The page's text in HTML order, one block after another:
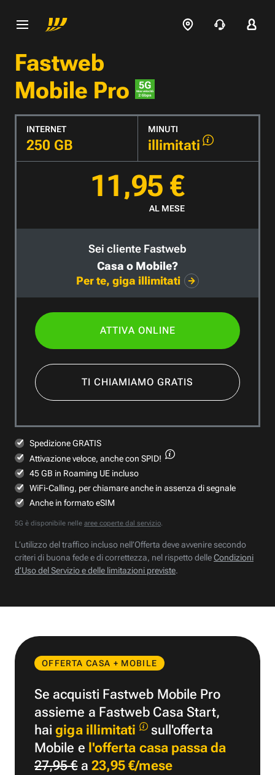
Fastweb
Mobile Pro
INTERNET
250 GB
MINUTI
illimitati
11,95 €
AL MESE
Sei cliente Fastweb
Casa o Mobile?
Per te, giga illimitati
ATTIVA ONLINE
TI CHIAMIAMO GRATIS
Spedizione GRATIS
Attivazione veloce, anche con SPID!
45 GB in Roaming UE incluso
WiFi-Calling, per chiamare anche in assenza di segnale
Anche in formato eSIM
5G è disponibile nelle aree coperte dal servizio.
L’utilizzo del traffico incluso nell’Offerta deve avvenire secondo
criteri di buona fede e di correttezza, nel rispetto delleCondizioni
d’Uso del Servizio e delle limitazioni previste.
OFFERTA CASA + MOBILE
Se acquisti Fastweb Mobile Pro
assieme a Fastweb Casa Start,
haigiga illimitati
sull'offerta
Mobile e l'offerta casa passa da
27,95 €a 23,95 €/mese